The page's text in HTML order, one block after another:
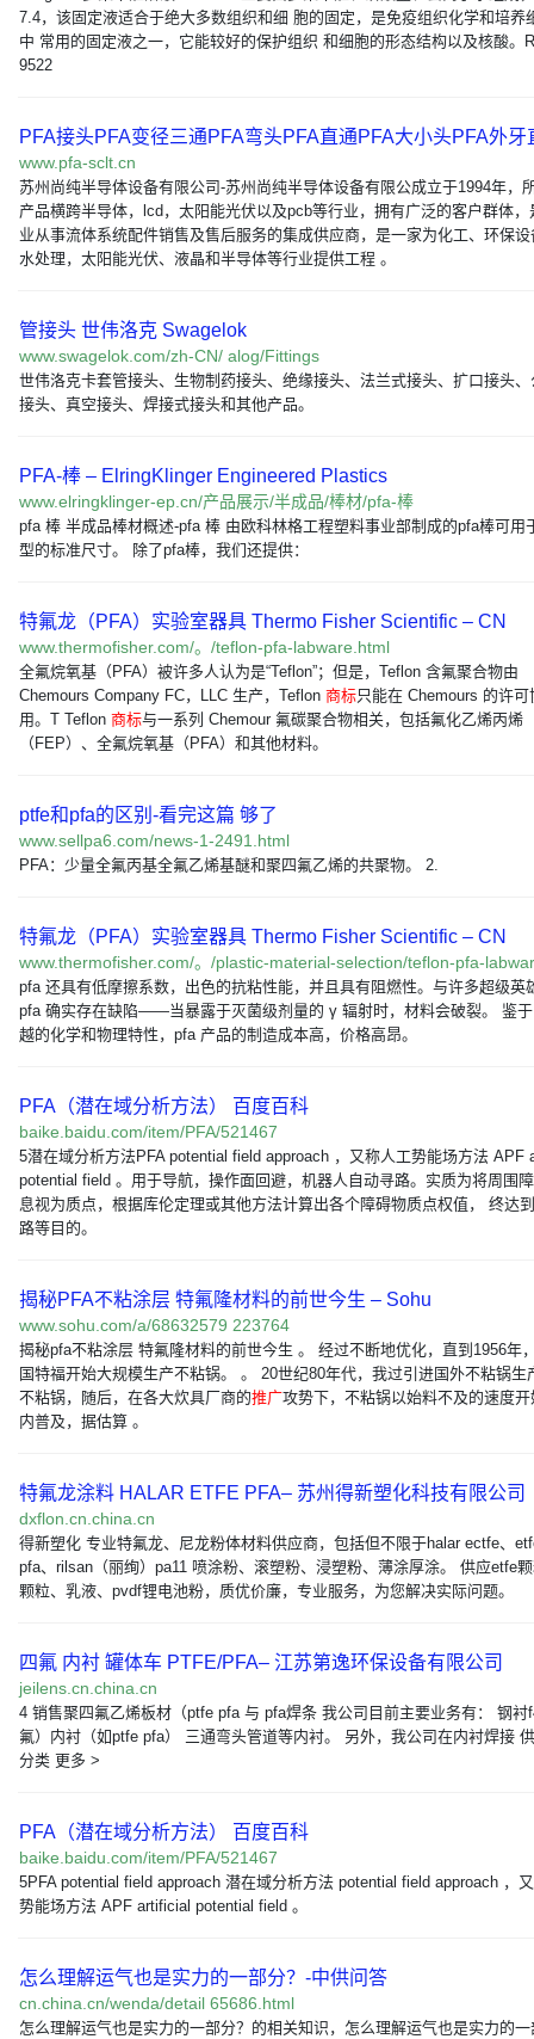
7.4，该固定液适合于绝大多数组织和细 胞的固定，是免疫组织化学和培养
中 常用的固定液之一，它能较好的保护组织 和细胞的形态结构以及核酸。
9522
PFA接头PFA变径三通PFA弯头PFA直通PFA大小头PFA外
www.pfa-sclt.cn
苏州尚纯半导体设备有限公司-苏州尚纯半导体设备有限公成立于1994年，
产品横跨半导体，lcd，太阳能光伏以及pcb等行业，拥有广泛的客户群体，
业从事流体系统配件销售及售后服务的集成供应商，是一家为化工、环保
水处理，太阳能光伏、液晶和半导体等行业提供工程 。
管接头 世伟洛克 Swagelok
www.swagelok.com/zh-CN/ alog/Fittings
世伟洛克卡套管接头、生物制药接头、绝缘接头、法兰式接头、扩口接头、
接头、真空接头、焊接式接头和其他产品。
PFA-棒 – ElringKlinger Engineered Plastics
www.elringklinger-ep.cn/产品展示/半成品/棒材/pfa-棒
pfa 棒 半成品棒材概述-pfa 棒 由欧科林格工程塑料事业部制成的pfa棒可用
型的标准尺寸。 除了pfa棒，我们还提供：
特氟龙（PFA）实验室器具 Thermo Fisher Scientific – CN
www.thermofisher.com/。/teflon-pfa-labware.html
全氟烷氧基（PFA）被许多人认为是“Teflon”；但是，Teflon 含氟聚合物由
Chemours Company FC，LLC 生产，Teflon 商标只能在 Chemours 的许可
用。T Teflon 商标与一系列 Chemour 氟碳聚合物相关，包括氟化乙烯丙烯
（FEP）、全氟烷氧基（PFA）和其他材料。
ptfe和pfa的区别-看完这篇 够了
www.sellpa6.com/news-1-2491.html
PFA：少量全氟丙基全氟乙烯基醚和聚四氟乙烯的共聚物。 2.
特氟龙（PFA）实验室器具 Thermo Fisher Scientific – CN
www.thermofisher.com/。/plastic-material-selection/teflon-pfa-
pfa 还具有低摩擦系数，出色的抗粘性能，并且具有阻燃性。与许多超级英
pfa 确实存在缺陷——当暴露于灭菌级剂量的 γ 辐射时，材料会破裂。 鉴
越的化学和物理特性，pfa 产品的制造成本高，价格高昂。
PFA（潜在域分析方法） 百度百科
baike.baidu.com/item/PFA/521467
5潜在域分析方法PFA potential field approach ，又称人工势能场方法 APF
potential field 。用于导航，操作面回避，机器人自动寻路。实质为将周围
息视为质点，根据库伦定理或其他方法计算出各个障碍物质点权值， 终达
路等目的。
揭秘PFA不粘涂层 特氟隆材料的前世今生 – Sohu
www.sohu.com/a/68632579 223764
揭秘pfa不粘涂层 特氟隆材料的前世今生 。 经过不断地优化，直到1956年
国特福开始大规模生产不粘锅。 。 20世纪80年代，我过引进国外不粘锅生
不粘锅，随后，在各大炊具厂商的推广攻势下，不粘锅以始料不及的速度开
内普及，据估算 。
特氟龙涂料 HALAR ETFE PFA– 苏州得新塑化科技有限公司
dxflon.cn.china.cn
得新塑化 专业特氟龙、尼龙粉体材料供应商，包括但不限于halar ectfe、
pfa、rilsan（丽绚）pa11 喷涂粉、滚塑粉、浸塑粉、薄涂厚涂。 供应etfe
颗粒、乳液、pvdf锂电池粉，质优价廉，专业服务，为您解决实际问题。
四氟 内衬 罐体车 PTFE/PFA– 江苏第逸环保设备有限公司
jeilens.cn.china.cn
4 销售聚四氟乙烯板材（ptfe pfa 与 pfa焊条 我公司目前主要业务有： 钢衬
氟）内衬（如ptfe pfa） 三通弯头管道等内衬。 另外，我公司在内衬焊接
分类 更多 >
PFA（潜在域分析方法） 百度百科
baike.baidu.com/item/PFA/521467
5PFA potential field approach 潜在域分析方法 potential field approach ，
势能场方法 APF artificial potential field 。
怎么理解运气也是实力的一部分？-中供问答
cn.china.cn/wenda/detail 65686.html
怎么理解运气也是实力的一部分？的相关知识，怎么理解运气也是实力的